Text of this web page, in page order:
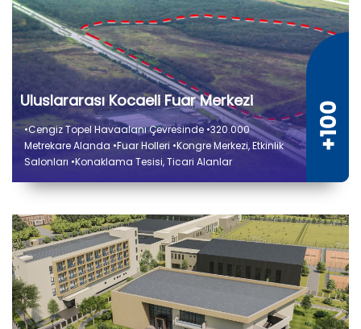
Uluslararası Kocaeli Fuar Merkezi
•Cengiz Topel Havaalanı Çevresinde •320.000
Metrekare Alanda •Fuar Holleri •Kongre Merkezi, Etkinlik
Salonları •Konaklama Tesisi, Ticari Alanlar